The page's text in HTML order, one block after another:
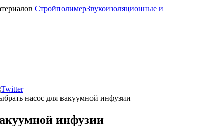
СтройполимерЗвукоизоляционные и
насос для вакуумной инфузии
инфузии